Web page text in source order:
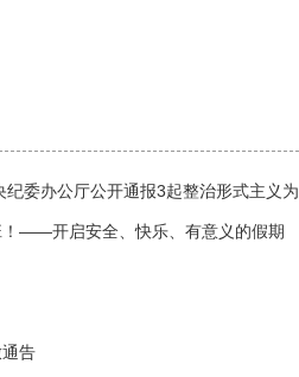
委办公厅公开通报3起整治形式主义为
！——开启安全、快乐、有意义的假期
告